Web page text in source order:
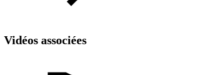
Vidéos associées